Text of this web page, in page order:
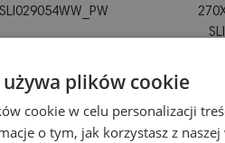
plików cookie
cookie w celu personalizacji
o tym, jak korzystasz z